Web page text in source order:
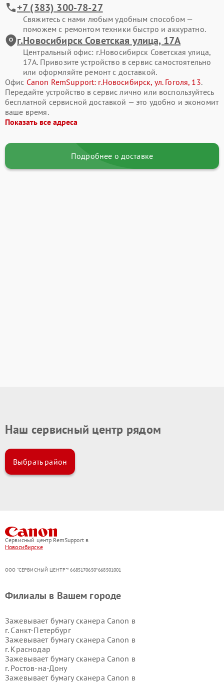
+7 (383) 300-78-27
Свяжитесь с нами любым удобным способом —
поможем с ремонтом техники быстро и аккуратно.
г.Новосибирск Советская улица, 17А
Центральный офис: г.Новосибирск Советская улица,
17А. Привозите устройство в сервис самостоятельно
или оформляйте ремонт с доставкой.
Офис Canon RemSupport: г.Новосибирск, ул. Гоголя, 13.
Передайте устройство в сервис лично или воспользуйтесь
бесплатной сервисной доставкой — это удобно и экономит
ваше время.
Показать все адреса
Подробнее о доставке
Наш сервисный центр рядом
Выбрать район
Сервисный центр RemSupport в
Новосибирске
ООО "СЕРВИСНЫЙ ЦЕНТР"* 6685170650*668501001
Филиалы в Вашем городе
Зажевывает бумагу сканера Canon в
г. Санкт-Петербург
Зажевывает бумагу сканера Canon в
г. Краснодар
Зажевывает бумагу сканера Canon в
г. Ростов-на-Дону
Зажевывает бумагу сканера Canon в